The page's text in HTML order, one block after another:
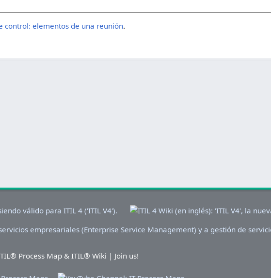
control: elementos de una reunión.
Process Map & ITIL® Wiki | Join us!